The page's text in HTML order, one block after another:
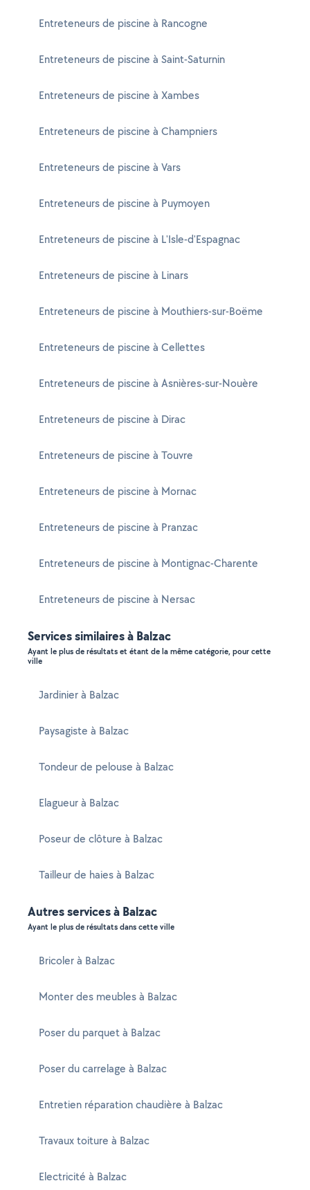
Entreteneurs de piscine à Rancogne
Entreteneurs de piscine à Saint-Saturnin
Entreteneurs de piscine à Xambes
Entreteneurs de piscine à Champniers
Entreteneurs de piscine à Vars
Entreteneurs de piscine à Puymoyen
Entreteneurs de piscine à L'Isle-d'Espagnac
Entreteneurs de piscine à Linars
Entreteneurs de piscine à Mouthiers-sur-Boëme
Entreteneurs de piscine à Cellettes
Entreteneurs de piscine à Asnières-sur-Nouère
Entreteneurs de piscine à Dirac
Entreteneurs de piscine à Touvre
Entreteneurs de piscine à Mornac
Entreteneurs de piscine à Pranzac
Entreteneurs de piscine à Montignac-Charente
Entreteneurs de piscine à Nersac
Services similaires à Balzac
Ayant le plus de résultats et étant de la même catégorie, pour cette
ville
Jardinier à Balzac
Paysagiste à Balzac
Tondeur de pelouse à Balzac
Elagueur à Balzac
Poseur de clôture à Balzac
Tailleur de haies à Balzac
Autres services à Balzac
Ayant le plus de résultats dans cette ville
Bricoler à Balzac
Monter des meubles à Balzac
Poser du parquet à Balzac
Poser du carrelage à Balzac
Entretien réparation chaudière à Balzac
Travaux toiture à Balzac
Electricité à Balzac